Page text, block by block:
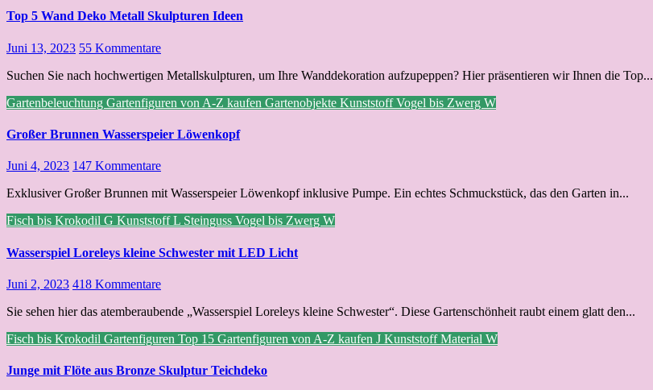
Top 5 Wand Deko Metall Skulpturen Ideen
Juni 13, 2023 55 Kommentare
Suchen Sie nach hochwertigen Metallskulpturen, um Ihre Wanddekoration aufzupeppen? Hier präsentieren wir Ihnen die Top...
Gartenbeleuchtung Gartenfiguren von A-Z kaufen Gartenobjekte KunststoffVogel bis Zwerg W
Großer Brunnen Wasserspeier Löwenkopf
Juni 4, 2023 147 Kommentare
Exklusiver Großer Brunnen mit Wasserspeier Löwenkopf inklusive Pumpe. Ein echtes Schmuckstück, das den Garten in...
Fisch bis Krokodil G KunststoffL Steinguss Vogel bis Zwerg W
Wasserspiel Loreleys kleine Schwester mit LED Licht
Juni 2, 2023 418 Kommentare
Sie sehen hier das atemberaubende „Wasserspiel Loreleys kleine Schwester“. Diese Gartenschönheit raubt einem glatt den...
Fisch bis Krokodil Gartenfiguren Top 15 Gartenfiguren von A-Z kaufen J KunststoffMaterial W
Junge mit Flöte aus Bronze Skulptur Teichdeko